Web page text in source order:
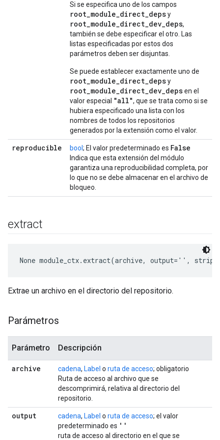
Si se especifica uno de los campos
root_module_direct_depsy
root_module_direct_dev_deps,
también se debe especificar el otro. Las
listas especificadas por estos dos
parámetros deben ser disjuntas.
Se puede establecer exactamente uno de
root_module_direct_depsy
root_module_direct_dev_depsen el
valor especial "all", que se trata como si se
hubiera especificado una lista con los
nombres de todos los repositorios
generados por la extensión como el valor.
reproducible bool ; El valor predeterminado es False
Indica que esta extensión del módulo
garantiza una reproducibilidad completa, por
lo que no se debe almacenar en el archivo de
bloqueo.
extract
None module_ctx.extract(archive, output='',
Extrae un archivo en el directorio del repositorio.
Parámetros
Parámetro Descripción
archive cadena, Label o ruta de acceso; obligatorio
Ruta de acceso al archivo que se
descomprimirá, relativa al directorio del
repositorio.
output cadena, Label o ruta de acceso; el valor
predeterminado es ''
ruta de acceso al directorio en el que se